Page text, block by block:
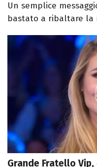
Un semplice
bastato a ribaltare la
Grande Fratello